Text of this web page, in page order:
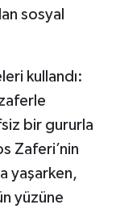
sosyal
kullandı:
bir gururla
Zaferi’nin
yaşarken,
yüzüne